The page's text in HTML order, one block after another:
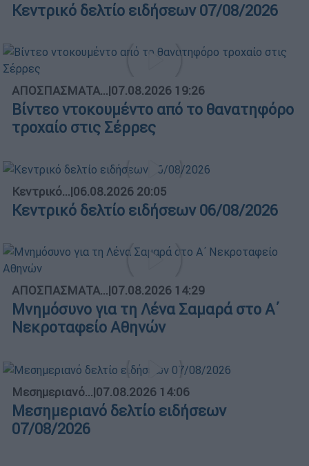
Κεντρικό δελτίο ειδήσεων 07/08/2026
ΑΠΟΣΠΑΣΜΑΤΑ...|07.08.2026 19:26
Βίντεο ντοκουμέντο από το θανατηφόρο
τροχαίο στις Σέρρες
Κεντρικό...|06.08.2026 20:05
Κεντρικό δελτίο ειδήσεων 06/08/2026
ΑΠΟΣΠΑΣΜΑΤΑ...|07.08.2026 14:29
Μνημόσυνο για τη Λένα Σαμαρά στο Α΄
Νεκροταφείο Αθηνών
Μεσημεριανό...|07.08.2026 14:06
Μεσημεριανό δελτίο ειδήσεων
07/08/2026